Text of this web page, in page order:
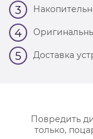
3
4
5 Доставка
Повредить
только,